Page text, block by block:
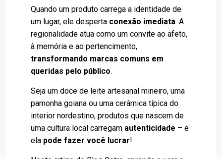
Quando um produto carrega a identidade de
um lugar, ele desperta conexão imediata. A
regionalidade atua como um convite ao afeto,
à memória e ao pertencimento,
transformando marcas comuns em
queridas pelo público.
Seja um doce de leite artesanal mineiro, uma
pamonha goiana ou uma cerâmica típica do
interior nordestino, produtos que nascem de
uma cultura local carregam autenticidade – e
ela pode fazer você lucrar!